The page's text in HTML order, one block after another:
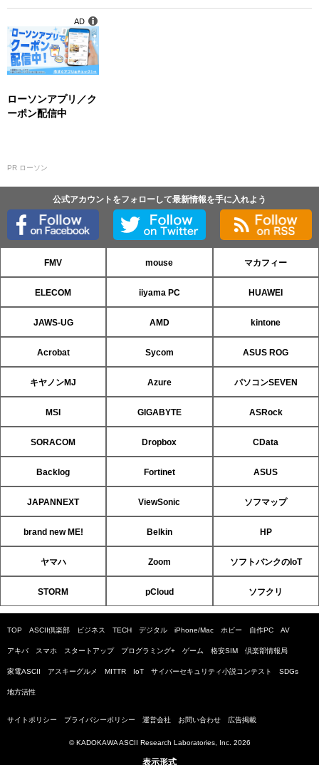
ローソンアプリ／ク
ーポン配信中
PR ローソン
AD
公式アカウントをフォローして最新情報を手に入れよう
FMV mouse マカフィー
ELECOM iiyama PC HUAWEI
JAWS-UG AMD kintone
Acrobat Sycom ASUS ROG
キヤノンMJ Azure パソコンSEVEN
MSI GIGABYTE ASRock
SORACOM Dropbox CData
Backlog Fortinet ASUS
JAPANNEXT ViewSonic ソフマップ
brand new ME! Belkin HP
ヤマハ Zoom ソフトバンクのIoT
STORM pCloud ソフクリ
TOP ASCII倶楽部 ビジネス TECH デジタル iPhone/Mac ホビー 自作PC AV
アキバ スマホ スタートアップ プログラミング+ ゲーム 格安SIM 倶楽部情報局
家電ASCII アスキーグルメ MITTR IoT サイバーセキュリティ小説コンテスト SDGs
地方活性
サイトポリシー プライバシーポリシー 運営会社 お問い合わせ 広告掲載
© KADOKAWA ASCII Research Laboratories, Inc. 2026
表示形式